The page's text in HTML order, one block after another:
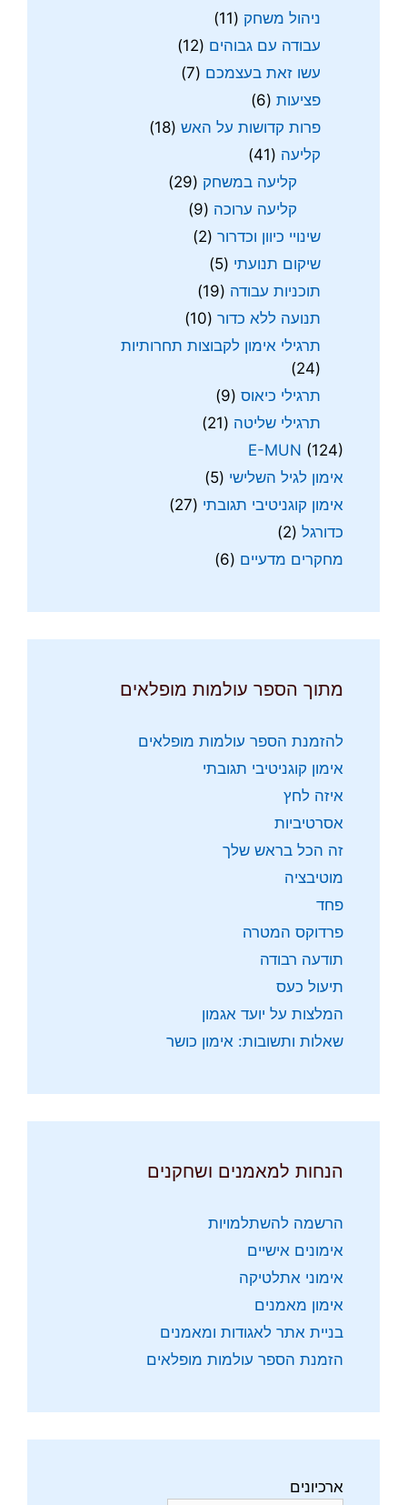
ניהול משחק (11)
עבודה עם גבוהים (12)
עשו זאת בעצמכם (7)
פציעות (6)
פרות קדושות על האש (18)
קליעה (41)
קליעה במשחק (29)
קליעה ערוכה (9)
שינויי כיוון וכדרור (2)
שיקום תנועתי (5)
תוכניות עבודה (19)
תנועה ללא כדור (10)
תרגילי אימון לקבוצות תחרותיות
(24)
תרגילי כיאוס (9)
תרגילי שליטה (21)
E-MUN (124)
אימון לגיל השלישי (5)
אימון קוגניטיבי תגובתי (27)
כדורגל (2)
מחקרים מדעיים (6)
מתוך הספר עולמות מופלאים
להזמנת הספר עולמות מופלאים
אימון קוגניטיבי תגובתי
איזה לחץ
אסרטיביות
זה הכל בראש שלך
מוטיבציה
פחד
פרדוקס המטרה
תודעה רבודה
תיעול כעס
המלצות על יועד אגמון
שאלות ותשובות: אימון כושר
הנחות למאמנים ושחקנים
הרשמה להשתלמויות
אימונים אישיים
אימוני אתלטיקה
אימון מאמנים
בניית אתר לאגודות ומאמנים
הזמנת הספר עולמות מופלאים
ארכיונים